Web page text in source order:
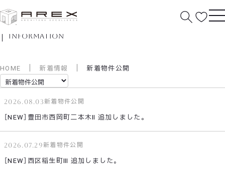
新着情報
information
HOME 新着情報 新着物件公開
2026.08.03新着物件公開
［NEW］豊田市西岡町二本木Ⅱ 追加しました。
2026.07.29新着物件公開
［NEW］西区稲生町Ⅲ 追加しました。